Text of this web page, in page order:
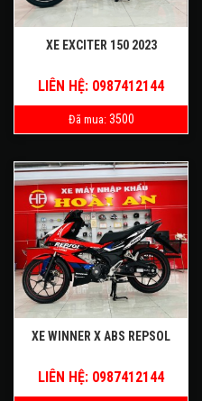
XE EXCITER 150 2023
LIÊN HỆ: 0987412144
Đã mua: 3500
XE WINNER X ABS REPSOL
LIÊN HỆ: 0987412144